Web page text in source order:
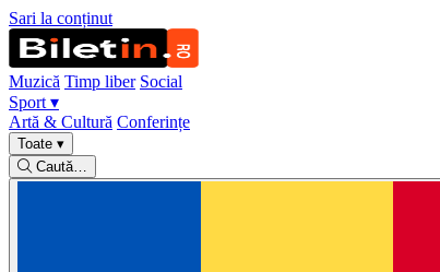
Sari la conținut
Muzică Timp liber Social
Sport ▾
Artă & Cultură Conferințe
Toate ▾
Caută…